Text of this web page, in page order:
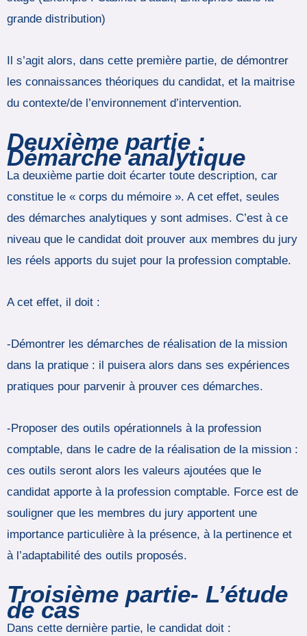
grande distribution)
Il s’agit alors, dans cette première partie, de démontrer
les connaissances théoriques du candidat, et la maitrise
du contexte/de l’environnement d’intervention.
Deuxième partie :
Démarche analytique
La deuxième partie doit écarter toute description, car
constitue le « corps du mémoire ». A cet effet, seules
des démarches analytiques y sont admises. C’est à ce
niveau que le candidat doit prouver aux membres du jury
les réels apports du sujet pour la profession comptable.
A cet effet, il doit :
-Démontrer les démarches de réalisation de la mission
dans la pratique : il puisera alors dans ses expériences
pratiques pour parvenir à prouver ces démarches.
-Proposer des outils opérationnels à la profession
comptable, dans le cadre de la réalisation de la mission :
ces outils seront alors les valeurs ajoutées que le
candidat apporte à la profession comptable. Force est de
souligner que les membres du jury apportent une
importance particulière à la présence, à la pertinence et
à l’adaptabilité des outils proposés.
Troisième partie- L’étude
de cas
Dans cette dernière partie, le candidat doit :